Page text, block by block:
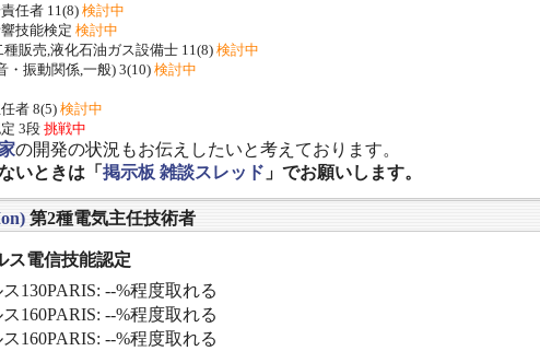
任者 11(8) 検討中
技能検定 検討中
販売,液化石油ガス設備士 11(8) 検討中
・振動関係,一般) 3(10) 検討中
者 8(5) 検討中
3段 挑戦中
の開発の状況もお伝えしたいと考えております。
いときは「 掲示板 雑談スレッド 」でお願いします。
第2種電気主任技術者
ス電信技能認定
130PARIS: --%程度取れる
160PARIS: --%程度取れる
160PARIS: --%程度取れる